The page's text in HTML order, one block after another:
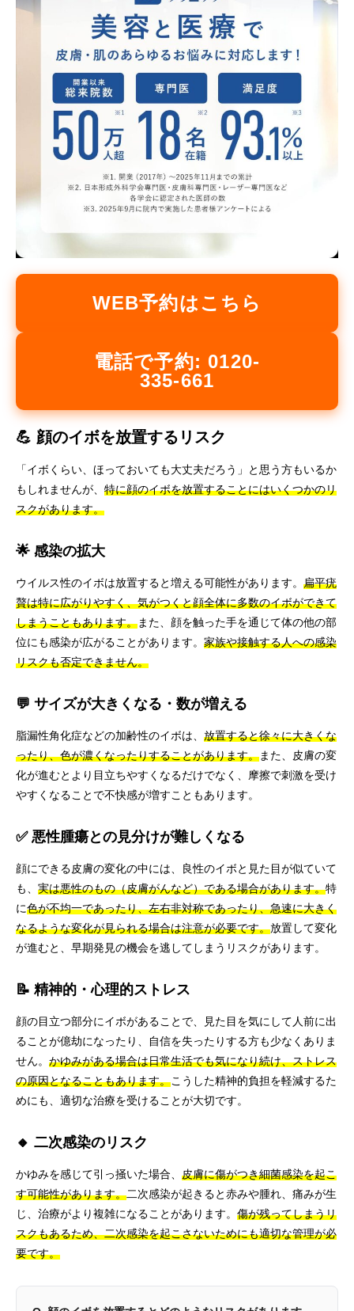
WEB予約はこちら
電話で予約: 0120-
335-661
💪 顔のイボを放置するリスク
「イボくらい、ほっておいても大丈夫だろう」と思う方もいるか
もしれませんが、 特に顔のイボを放置することにはいくつかのリ
スクがあります。
🌟 感染の拡大
ウイルス性のイボは放置すると増える可能性があります。 扁平疣
贅は特に広がりやすく、気がつくと顔全体に多数のイボができて
しまうこともあります。また、顔を触った手を通じて体の他の部
位にも感染が広がることがあります。 家族や接触する人への感染
リスクも否定できません。
💬 サイズが大きくなる・数が増える
脂漏性角化症などの加齢性のイボは、 放置すると徐々に大きくな
ったり、色が濃くなったりすることがあります。また、皮膚の変
化が進むとより目立ちやすくなるだけでなく、摩擦で刺激を受け
やすくなることで不快感が増すこともあります。
✅ 悪性腫瘍との見分けが難しくなる
顔にできる皮膚の変化の中には、良性のイボと見た目が似ていて
も、 実は悪性のもの（皮膚がんなど）である場合があります。特
に色が不均一であったり、左右非対称であったり、急速に大きく
なるような変化が見られる場合は注意が必要です。放置して変化
が進むと、早期発見の機会を逃してしまうリスクがあります。
📝 精神的・心理的ストレス
顔の目立つ部分にイボがあることで、見た目を気にして人前に出
ることが億劫になったり、自信を失ったりする方も少なくありま
せん。 かゆみがある場合は日常生活でも気になり続け、ストレス
の原因となることもあります。こうした精神的負担を軽減するた
めにも、適切な治療を受けることが大切です。
🔸 二次感染のリスク
かゆみを感じて引っ掻いた場合、 皮膚に傷がつき細菌感染を起こ
す可能性があります。二次感染が起きると赤みや腫れ、痛みが生
じ、治療がより複雑になることがあります。 傷が残ってしまうリ
スクもあるため、二次感染を起こさないためにも適切な管理が必
要です。